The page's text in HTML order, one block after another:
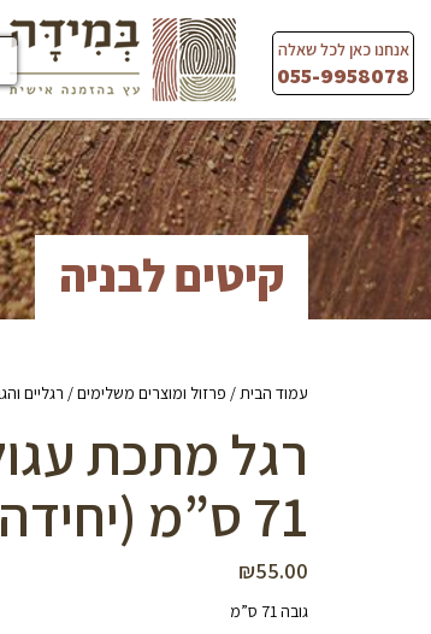
content
אנחנו כאן לכל שאלה
055-9958078
קיטים לבניה
עמוד הבית/ פרזול ומוצרים משלימים/ רגליים
רגל מתכת
71 ס”מ (יחידה אחת)
₪55.00
גובה 71 ס”מ